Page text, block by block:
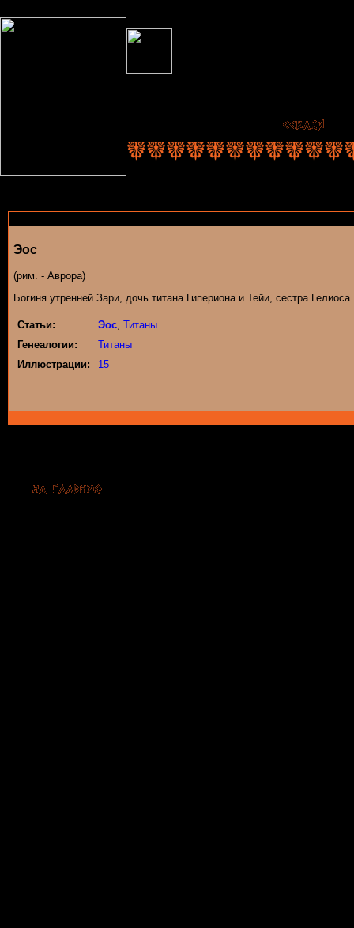
Эос
(рим. - Аврора)
Богиня утренней Зари, дочь титана Гипериона и Тейи, сестра Гелиоса.
Статьи: Эос Титаны
Генеалогии:
Титаны
Иллюстрации:
15